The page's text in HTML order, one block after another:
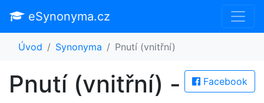
eSynonyma.cz
Úvod Synonyma Pnutí (vnitřní)
Facebook
Pnutí (vnitřní) -